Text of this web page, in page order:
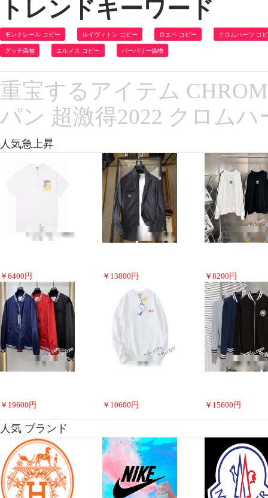
トレンドキーワード
モンクレール コピー ルイヴィトン コピー ロエベ コピー クロムハーツ コ
グッチ偽物 エルメス コピー バーバリー偽物
重宝するアイテム
パン 超激得2022 クロム
人気急上昇
￥ 6400 円 ￥ 13800 円 ￥ 8200 円
￥ 19600 円 ￥ 10600 円 ￥ 15600 円
人気 ブランド